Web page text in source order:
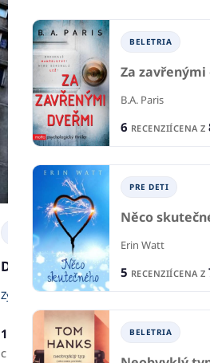
BELETRIA
Domofón
Zygmunt Miloszewski
1
CENA Z10 KNÍHKUPECTIEV
BELETRIA
Za
B.A. Paris
6 RECENZIÍCENA Z
PRE DETI
Něco
Erin Watt
5 RECENZIÍCENA Z
BELETRIA